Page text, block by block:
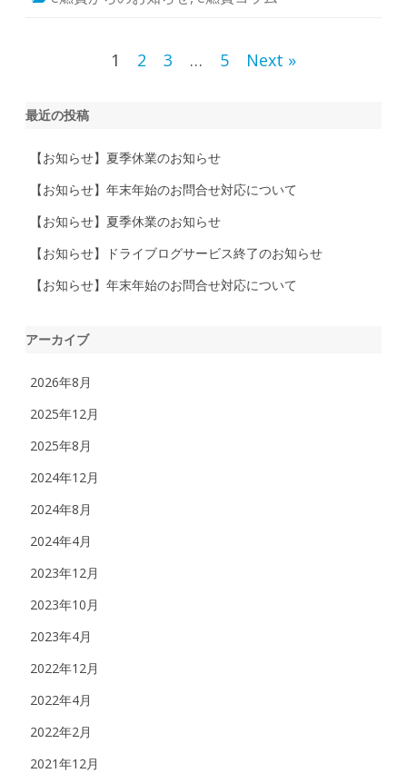
で
ポ
W
キ
ャ
ン
ナ
ビ
ゲ
ー
シ
ョ
1 2 3 … 5 Next »
最近の投稿
【お知らせ】夏季休業のお知らせ
【お知らせ】年末年始のお問合せ対応について
【お知らせ】夏季休業のお知らせ
【お知らせ】ドライブログサービス終了のお知らせ
【お知らせ】年末年始のお問合せ対応について
アーカイブ
2026年8月
2025年12月
2025年8月
2024年12月
2024年8月
2024年4月
2023年12月
2023年10月
2023年4月
2022年12月
2022年4月
2022年2月
2021年12月